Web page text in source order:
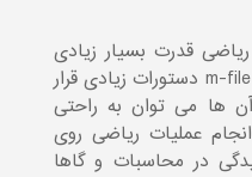
قدرت بسیار زیادی
دارد. در این نرم افزار در محیط m-file دستورات زیادی قرار
ها می توان به راحتی
عملیات ریاضی روی
در محاسبات و گاها